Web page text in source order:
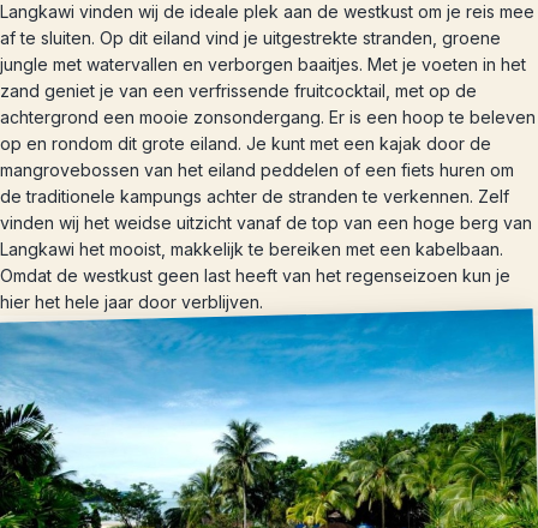
Langkawi vinden wij de ideale plek aan de westkust om je reis mee
af te sluiten. Op dit eiland vind je uitgestrekte stranden, groene
jungle met watervallen en verborgen baaitjes. Met je voeten in het
zand geniet je van een verfrissende fruitcocktail, met op de
achtergrond een mooie zonsondergang. Er is een hoop te beleven
op en rondom dit grote eiland. Je kunt met een kajak door de
mangrovebossen van het eiland peddelen of een fiets huren om
de traditionele kampungs achter de stranden te verkennen. Zelf
vinden wij het weidse uitzicht vanaf de top van een hoge berg van
Langkawi het mooist, makkelijk te bereiken met een kabelbaan.
Omdat de westkust geen last heeft van het regenseizoen kun je
hier het hele jaar door verblijven.